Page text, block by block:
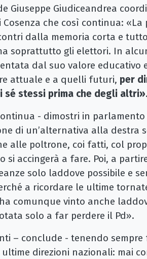
Giuseppe Giudiceandrea
Cosenza che così continua:
dalla memoria corta e
soprattutto gli elettori. In
dal suo valore educativo
attuale e a quelli futuri, per
sé stessi prima che degli altri».
- dimostri in
di un’alternativa alla destra
alle poltrone, coi fatti, col
si accingerà a fare. Poi, a
solo laddove possibile e
a ricordare le ultime
comunque vinto anche
solo a far perdere il Pd».
– conclude - tenendo
direzioni nazionali: mai